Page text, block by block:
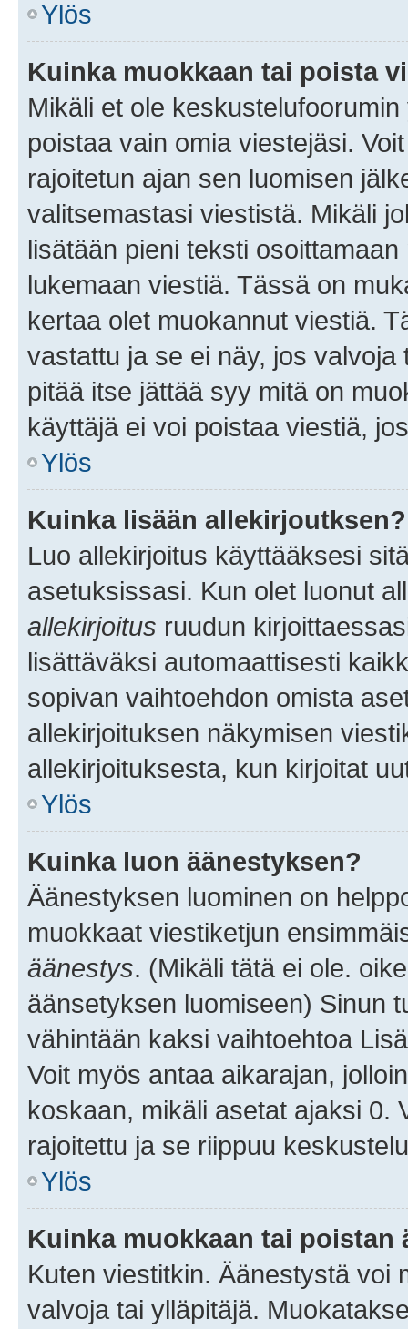
Ylös
Kuinka muokkaan tai poista
Mikäli et ole
poistaa vain omia viestejäsi.
rajoitetun ajan sen luomisen
valitsemastasi viestistä. Mikäli
lisätään pieni teksti
lukemaan viestiä. Tässä on
kertaa olet muokannut viestiä.
vastattu ja se ei näy, jos
pitää itse jättää syy mitä on
käyttäjä ei voi poistaa viestiä,
Ylös
Kuinka lisään allekirjoutksen?
Luo allekirjoitus käyttääksesi
asetuksissasi. Kun olet luonut
allekirjoitus ruudun
lisättäväksi automaattisesti
sopivan vaihtoehdon omista
allekirjoituksen näkymisen
allekirjoituksesta, kun kirjoitat
Ylös
Kuinka luon äänestyksen?
Äänestyksen luominen on
muokkaat viestiketjun
äänestys. (Mikäli tätä ei ole.
äänsetyksen luomiseen) Sinun
vähintään kaksi vaihtoehtoa
Voit myös antaa aikarajan,
koskaan, mikäli asetat ajaksi 0.
rajoitettu ja se riippuu
Ylös
Kuinka muokkaan tai poistan
Kuten viestitkin. Äänestystä voi
valvoja tai ylläpitäjä.